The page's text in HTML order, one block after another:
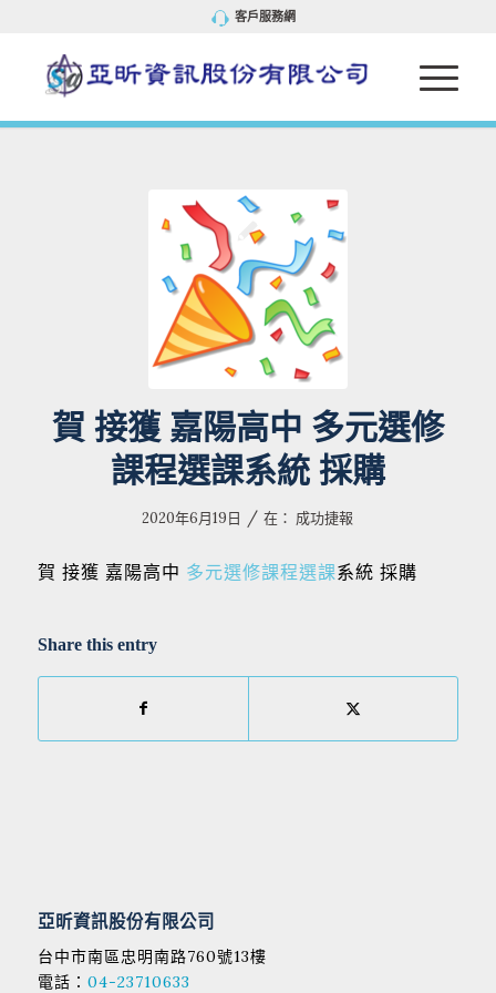
客戶服務網
賀 接獲 嘉陽高中 多元選修
課程選課系統 採購
2020年6月19日 / 在： 成功捷報
賀 接獲 嘉陽高中 多元選修課程選課系統 採購
Share this entry
亞昕資訊股份有限公司
台中市南區忠明南路760號13樓
電話： 04-23710633